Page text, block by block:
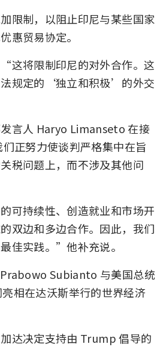
限制，以阻止印尼与某些国家
惠贸易协定。
这将限制印尼的对外合作。这
规定的‘独立和积极’的外交
言人 Haryo Limanseto 在接
正努力使谈判严格集中在旨
税问题上，而不涉及其他问
可持续性、创造就业和市场开
双边和多边合作。因此，我们
佳实践。”他补充说。
Subianto 与美国总统
相在达沃斯举行的世界经济
达决定支持由 Trump 倡导的